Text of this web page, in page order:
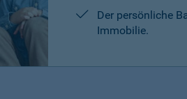
Der persönliche
Immobilie.